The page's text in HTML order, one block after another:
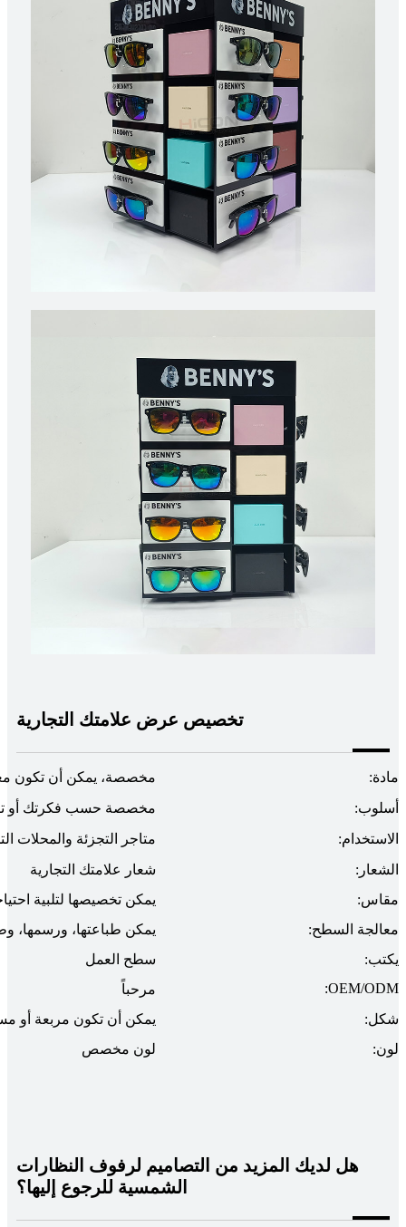
تخصيص عرض علامتك التجارية
مادة:
مخصصة، يمكن أن تكون
أسلوب:
مخصصة حسب فكرتك أو
الاستخدام:
متاجر التجزئة والمحلات
الشعار:
شعار علامتك التجارية
مقاس:
يمكن تخصيصها لتلبية
معالجة السطح:
يمكن طباعتها، ورسمها،
يكتب:
سطح العمل
OEM/ODM:
مرحباً
شكل:
يمكن أن تكون مربعة أو
لون:
لون مخصص
هل لديك المزيد من التصاميم لرفوف النظارات
الشمسية للرجوع إليها؟